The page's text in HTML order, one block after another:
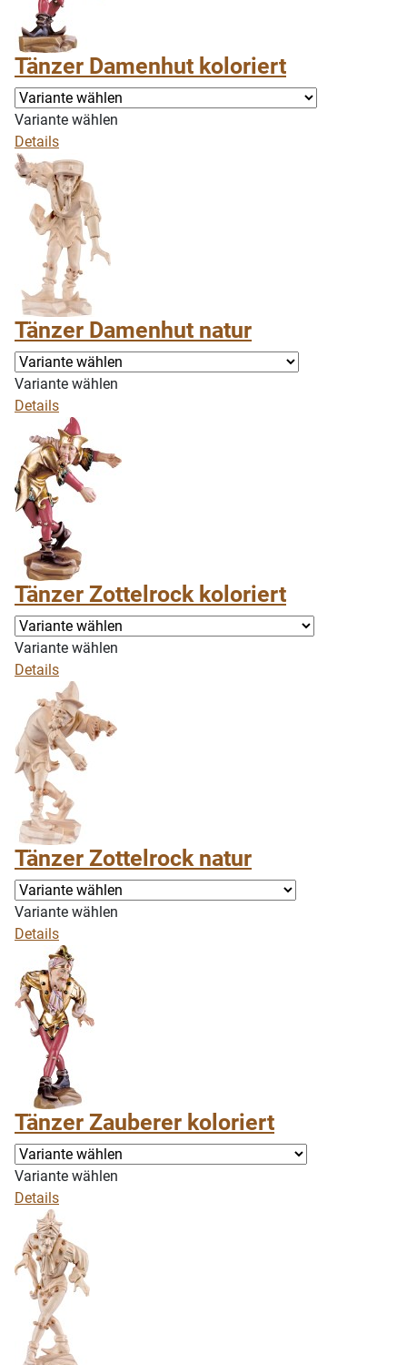
Tänzer Damenhut koloriert
Variante wählen
Details
Tänzer Damenhut natur
Variante wählen
Details
Tänzer Zottelrock koloriert
Variante wählen
Details
Tänzer Zottelrock natur
Variante wählen
Details
Tänzer Zauberer koloriert
Variante wählen
Details